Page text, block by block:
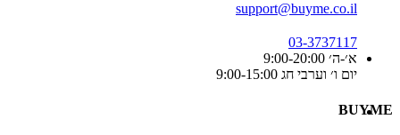
support@buyme.co.il
03-3737117
א׳-ה׳ 9:00-20:00
יום ו׳ וערבי חג 9:00-15:00
BUYME